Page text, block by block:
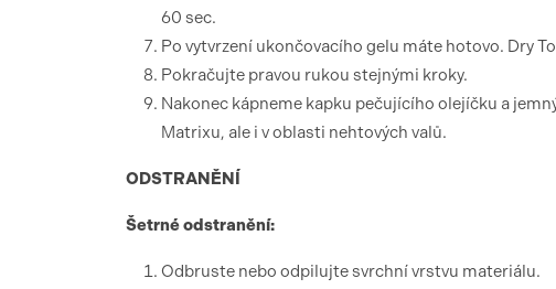
60 sec.
Po vytvrzení ukončovacího gelu máte hotovo. Dry
Pokračujte pravou rukou stejnými kroky.
Nakonec kápneme kapku pečujícího olejíčku a
Matrixu, ale i v oblasti nehtových valů.
ODSTRANĚNÍ
Šetrné odstranění:
Odbruste nebo odpilujte svrchní vrstvu materiálu.